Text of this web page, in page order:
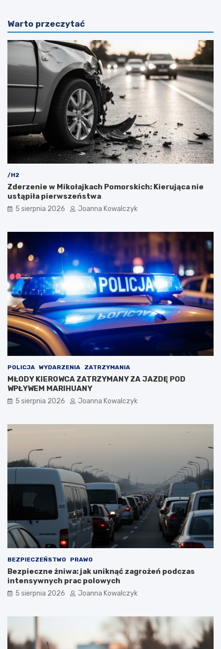
Warto przeczytać
/H2
Zderzenie w Mikołajkach Pomorskich: Kierująca nie
ustąpiła pierwszeństwa
5 sierpnia 2026 Joanna Kowalczyk
POLICJA WYDARZENIA ZATRZYMANIA
MŁODY KIEROWCA ZATRZYMANY ZA JAZDĘ POD
WPŁYWEM MARIHUANY
5 sierpnia 2026 Joanna Kowalczyk
BEZPIECZEŃSTWO PRAWO
Bezpieczne żniwa: jak uniknąć zagrożeń podczas
intensywnych prac polowych
5 sierpnia 2026 Joanna Kowalczyk